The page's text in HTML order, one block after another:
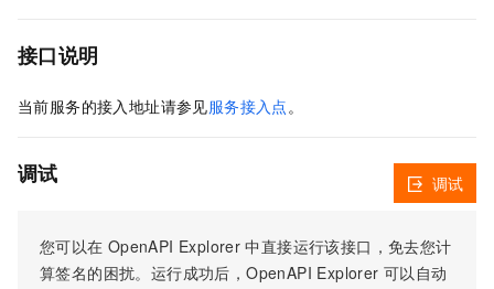
接口说明
当前服务的接入地址请参见服务接入点。
调试
您可以在 OpenAPI Explorer 中直接运行该接口，免去您计
算签名的困扰。运行成功后，OpenAPI Explorer 可以自动
调试